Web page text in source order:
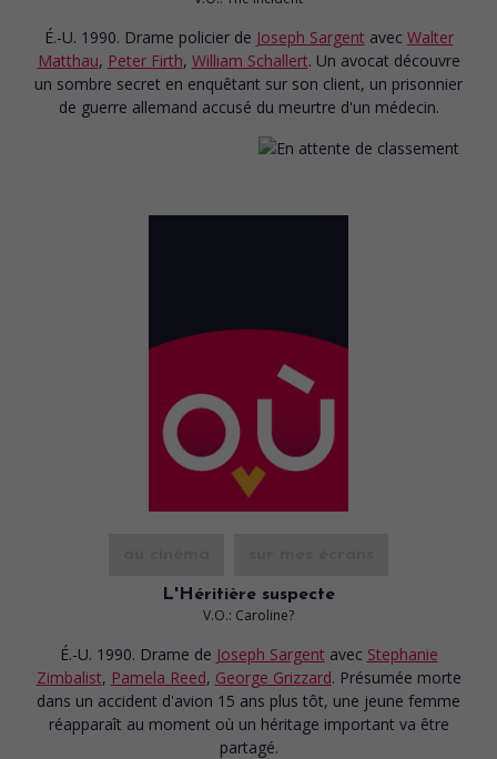
É.-U. 1990. Drame policier de Joseph Sargent avec Walter
Matthau, Peter Firth, William Schallert. Un avocat découvre
un sombre secret en enquêtant sur son client, un prisonnier
de guerre allemand accusé du meurtre d'un médecin.
L'Héritière suspecte
V.O.: Caroline?
É.-U. 1990. Drame de Joseph Sargent avec Stephanie
Zimbalist, Pamela Reed, George Grizzard. Présumée morte
dans un accident d'avion 15 ans plus tôt, une jeune femme
réapparaît au moment où un héritage important va être
partagé.